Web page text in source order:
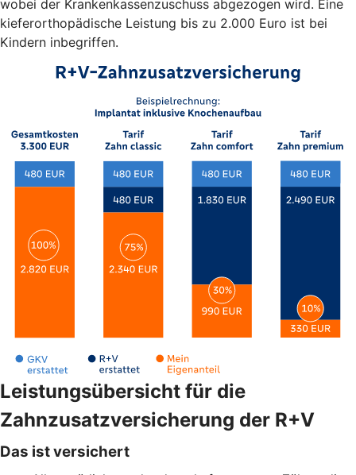
wobei der Krankenkassenzuschuss abgezogen wird. Eine
kieferorthopädische Leistung bis zu 2.000 Euro ist bei
Kindern inbegriffen.
Leistungsübersicht für die
Zahnzusatzversicherung der R+V
Das ist versichert